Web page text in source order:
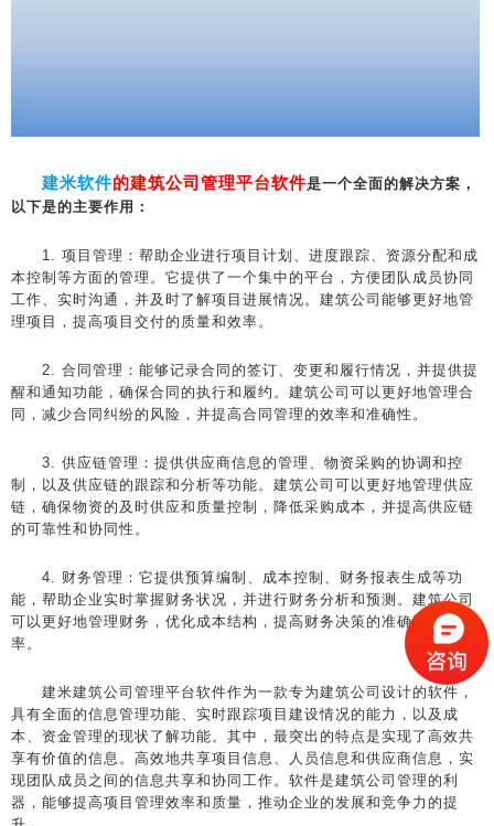
建米软件的建筑公司管理平台软件是一个全面的解决方案，
以下是的主要作用：
1. 项目管理：帮助企业进行项目计划、进度跟踪、资源分配和成
本控制等方面的管理。它提供了一个集中的平台，方便团队成员协同
工作、实时沟通，并及时了解项目进展情况。建筑公司能够更好地管
理项目，提高项目交付的质量和效率。
2. 合同管理：能够记录合同的签订、变更和履行情况，并提供提
醒和通知功能，确保合同的执行和履约。建筑公司可以更好地管理合
同，减少合同纠纷的风险，并提高合同管理的效率和准确性。
3. 供应链管理：提供供应商信息的管理、物资采购的协调和控
制，以及供应链的跟踪和分析等功能。建筑公司可以更好地管理供应
链，确保物资的及时供应和质量控制，降低采购成本，并提高供应链
的可靠性和协同性。
4. 财务管理：它提供预算编制、成本控制、财务报表生成等功
能，帮助企业实时掌握财务状况，并进行财务分析和预测。建筑公司
可以更好地管理财务，优化成本结构，提高财务决策的准确性和效
率。
建米建筑公司管理平台软件作为一款专为建筑公司设计的软件，
具有全面的信息管理功能、实时跟踪项目建设情况的能力，以及成
本、资金管理的现状了解功能。其中，最突出的特点是实现了高效共
享有价值的信息。高效地共享项目信息、人员信息和供应商信息，实
现团队成员之间的信息共享和协同工作。软件是建筑公司管理的利
器，能够提高项目管理效率和质量，推动企业的发展和竞争力的提